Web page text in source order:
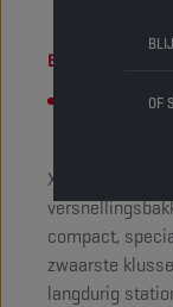
OF
ERVAAR
XRS biedt
compact,
zwaarste
langdurig